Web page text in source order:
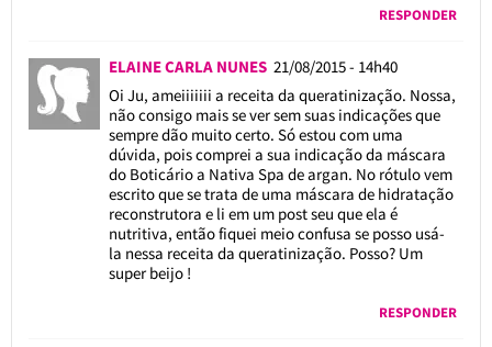
RESPONDER
ELAINE CARLA NUNES 21/08/2015 - 14h40
Oi Ju, ameiiiiiii a receita da queratinização. Nossa,
não consigo mais se ver sem suas indicações que
sempre dão muito certo. Só estou com uma
dúvida, pois comprei a sua indicação da máscara
do Boticário a Nativa Spa de argan. No rótulo vem
escrito que se trata de uma máscara de hidratação
reconstrutora e li em um post seu que ela é
nutritiva, então fiquei meio confusa se posso usá-
la nessa receita da queratinização. Posso? Um
super beijo !
RESPONDER